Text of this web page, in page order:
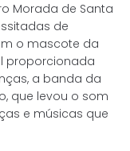
Morada de Santa
de
o mascote da
proporcionada
a banda da
que levou o som
e músicas que